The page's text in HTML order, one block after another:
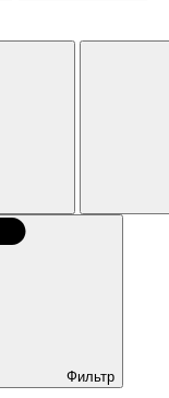
Фильтр